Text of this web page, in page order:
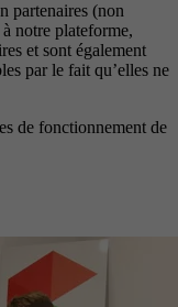
partenaires (non
notre plateforme,
et sont également
par le fait qu’elles ne
de fonctionnement de